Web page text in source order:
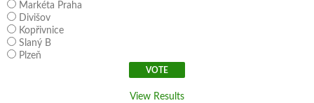
Markéta Praha
Divišov
Kopřivnice
Slaný B
Plzeň
View Results